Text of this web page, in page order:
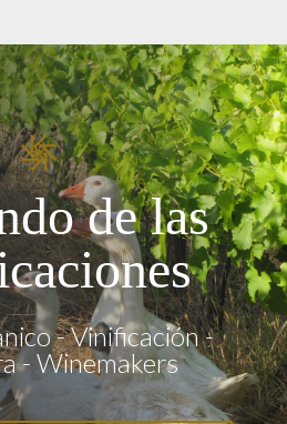
de las
Vinificación
Winemakers